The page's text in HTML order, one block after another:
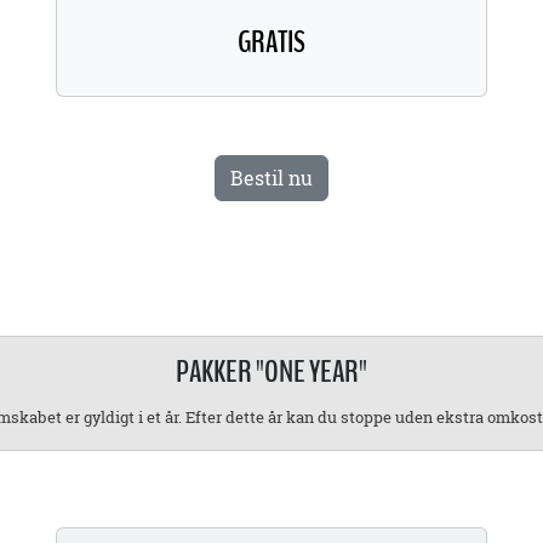
GRATIS
Bestil nu
PAKKER "ONE YEAR"
er gyldigt i et år. Efter dette år kan du stoppe uden ekstra